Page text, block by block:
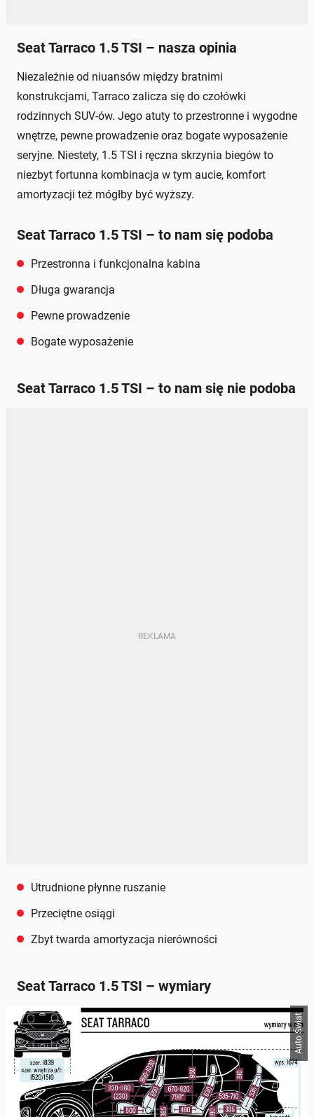
Seat Tarraco 1.5 TSI – nasza opinia
Niezależnie od niuansów między bratnimi
konstrukcjami, Tarraco zalicza się do czołówki
rodzinnych SUV-ów. Jego atuty to przestronne i wygodne
wnętrze, pewne prowadzenie oraz bogate wyposażenie
seryjne. Niestety, 1.5 TSI i ręczna skrzynia biegów to
niezbyt fortunna kombinacja w tym aucie, komfort
amortyzacji też mógłby być wyższy.
Seat Tarraco 1.5 TSI – to nam się podoba
Przestronna i funkcjonalna kabina
Długa gwarancja
Pewne prowadzenie
Bogate wyposażenie
Seat Tarraco 1.5 TSI – to nam się nie podoba
Utrudnione płynne ruszanie
Przeciętne osiągi
Zbyt twarda amortyzacja nierówności
Seat Tarraco 1.5 TSI – wymiary
Auto Świat